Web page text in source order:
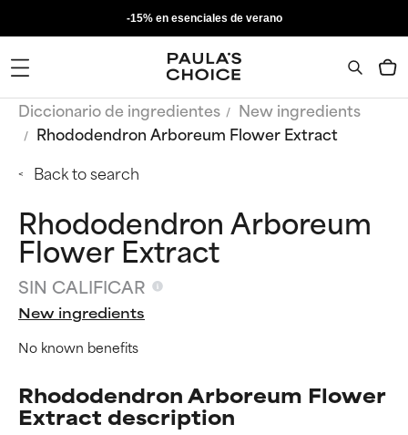
-15% en esenciales de verano
Diccionario de ingredientes
New ingredients
Rhododendron Arboreum Flower Extract
Back to search
Rhododendron Arboreum
Flower Extract
SIN CALIFICAR
New ingredients
No known benefits
Rhododendron Arboreum Flower
Extract description